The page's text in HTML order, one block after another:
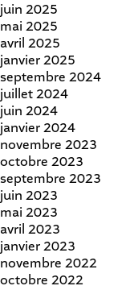
juin 2025
mai 2025
avril 2025
janvier 2025
septembre 2024
juillet 2024
juin 2024
janvier 2024
novembre 2023
octobre 2023
septembre 2023
juin 2023
mai 2023
avril 2023
janvier 2023
novembre 2022
octobre 2022